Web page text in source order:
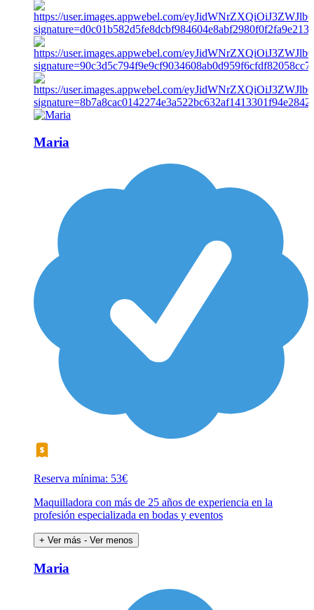
Maria
Reserva mínima: 53€
Maquilladora con más de 25 años de experiencia en la
profesión especializada en bodas y eventos
+ Ver más - Ver menos
Maria